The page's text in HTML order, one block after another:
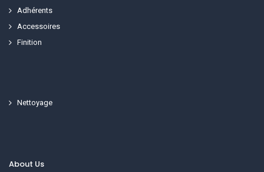
Adhérents
Accessoires
Finition
About Us
Nettoyage